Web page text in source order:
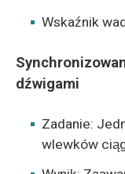
Wskaźnik
dźwigami
Zadanie:
wlewków